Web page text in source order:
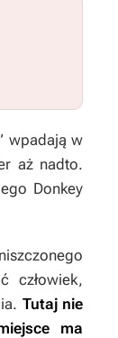
wpadają w
aż nadto.
Donkey
człowiek,
Tutaj nie
ma